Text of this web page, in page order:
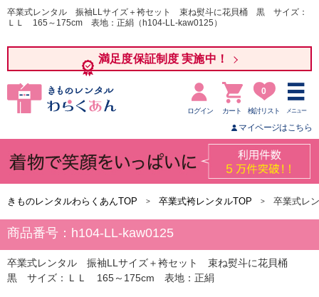
卒業式レンタル 振袖LLサイズ＋袴セット 束ね熨斗に花貝桶 黒 サイズ：
ＬＬ 165～175cm 表地：正絹（h104-LL-kaw0125）
満足度保証制度 実施中！
ログイン カート
0
検討リスト メニュー
マイページはこちら
きものレンタルわらくあんTOP 卒業式袴レンタルTOP 卒業式レ
商品番号：h104-LL-kaw0125
卒業式レンタル 振袖LLサイズ＋袴セット 束ね熨斗に花貝桶
黒 サイズ：ＬＬ 165～175cm 表地：正絹